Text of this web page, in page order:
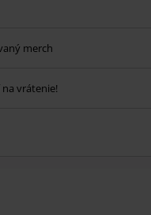
Zľava sa nevzťahuje na:
Böhse Onkelz,
merch
vrátenie!